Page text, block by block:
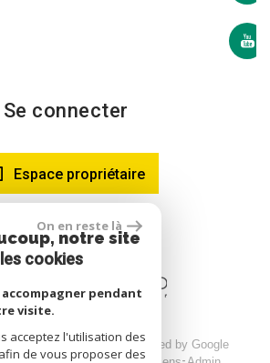
Se connecter
Espace propriétaire
site réalisé par
réservés | Traduction powered by Google
On en reste là
notre site
cookies
pendant
visite.
acceptez l'utilisation des
de vous proposer des